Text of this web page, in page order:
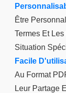
Être
Termes Et
Situation
Facile
Au Format
Leur Partage